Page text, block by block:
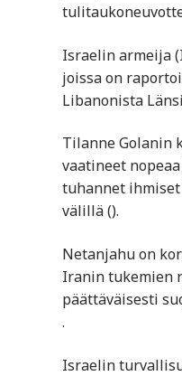
Israelin armeija
joissa on
Libanonista
Tilanne Golanin
vaatineet
tuhannet
välillä​ ()​.
Netanjahu on
Iranin tukemien
päättäväisesti
.
Israelin